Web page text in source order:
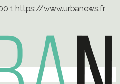
1 https://www.urbanews.fr